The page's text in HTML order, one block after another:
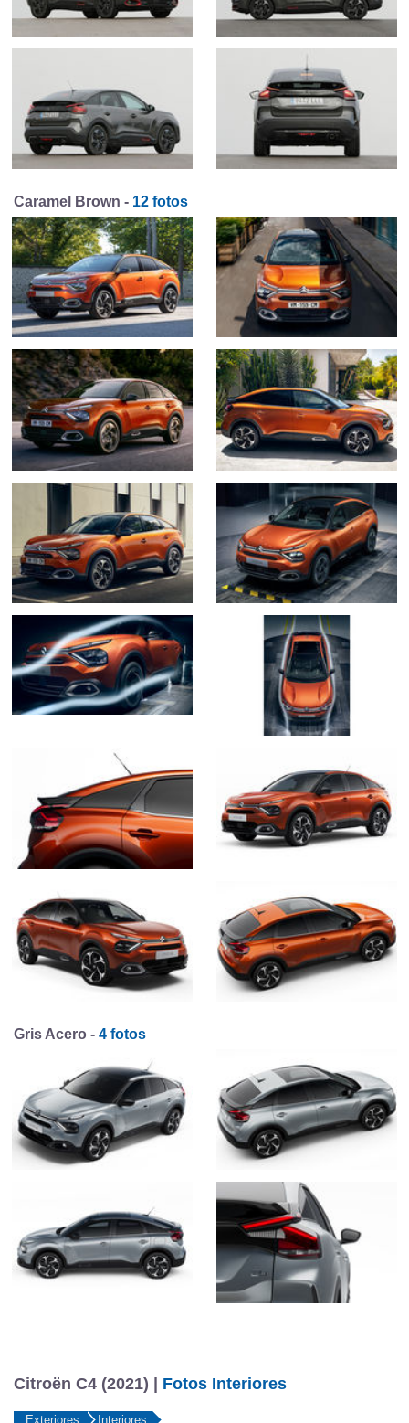
Caramel Brown - 12 fotos
Gris Acero - 4 fotos
Citroën C4 (2021) | Fotos Interiores
Exteriores Interiores